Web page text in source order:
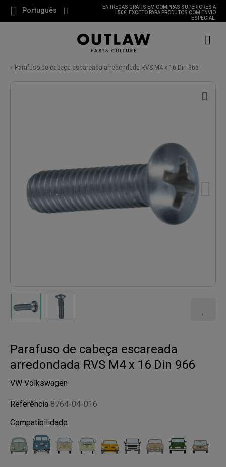
Português
ENTREGAS GRÁTIS EM COMPRAS SUPERIORES A
150€, EXCETO PARA PRODUTOS COM ENVIO
ESPECIAL.
Parafuso de cabeça escareada arredondada RVS M4 x 16 Din 966
Parafuso de cabeça escareada
arredondada RVS M4 x 16 Din 966
VW Volkswagen
Referência 8764-04-016
Compatibilidade: